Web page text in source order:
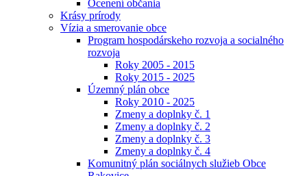
Ocenení občania
Krásy prírody
Vízia a smerovanie obce
Program hospodárskeho rozvoja a socialného
rozvoja
Roky 2005 - 2015
Roky 2015 - 2025
Územný plán obce
Roky 2010 - 2025
Zmeny a doplnky č. 1
Zmeny a doplnky č. 2
Zmeny a doplnky č. 3
Zmeny a doplnky č. 4
Komunitný plán sociálnych služieb Obce